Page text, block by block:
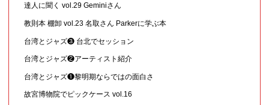
達人に聞く vol.29 Geminiさん
教則本 棚卸 vol.23 名取さん Parkerに学ぶ本
台湾とジャズ❸ 台北でセッション
台湾とジャズ❷アーティスト紹介
台湾とジャズ❶黎明期ならではの面白さ
故宮博物院でピックケース vol.16